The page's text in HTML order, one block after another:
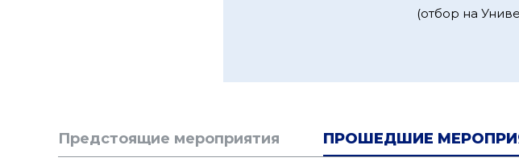
(отбор на
Предстоящие мероприятия ПРОШЕДШИЕ